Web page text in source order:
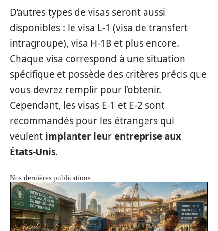
D’autres types de visas seront aussi
disponibles : le visa L-1 (visa de transfert
intragroupe), visa H-1B et plus encore.
Chaque visa correspond à une situation
spécifique et possède des critères précis que
vous devrez remplir pour l’obtenir.
Cependant, les visas E-1 et E-2 sont
recommandés pour les étrangers qui
veulent implanter leur entreprise aux
États-Unis.
Nos dernières publications